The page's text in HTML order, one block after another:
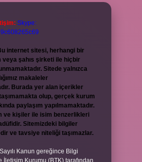
Skype:
internet sitesi, herhangi bir
veya şahıs şirketi ile hiçbir
Sitede yalnızca
makaleler
Burada yer alan içerikler
olup, gerçek kurum
paylaşım yapılmamaktadır.
ve kişiler ile isim benzerlikleri
Sitemizdeki bilgiler
ve tavsiye niteliği taşımazlar.
Kanun gereğince Bilgi
İletişim Kurumu (BTK) tarafından